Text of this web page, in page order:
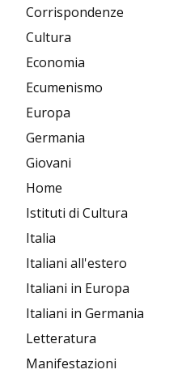
Corrispondenze
Cultura
Economia
Ecumenismo
Europa
Germania
Giovani
Home
Istituti di Cultura
Italia
Italiani all'estero
Italiani in Europa
Italiani in Germania
Letteratura
Manifestazioni